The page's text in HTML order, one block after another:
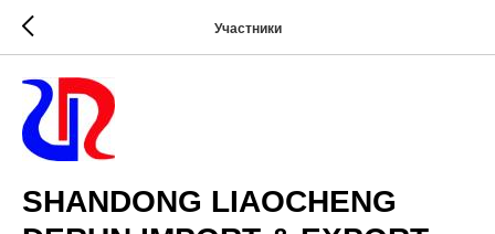
Участники
SHANDONG LIAOCHENG